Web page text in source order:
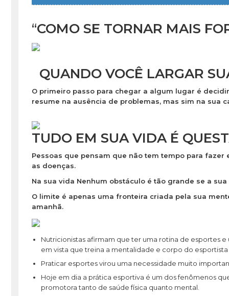
“COMO SE TORNAR MAIS
QUANDO VOCÊ LARGAR
O primeiro passo para chegar a algum lugar é decidir
resume na ausência de problemas, mas sim na sua
TUDO EM SUA VIDA É
Pessoas que pensam que não tem tempo para
as doenças.
Na sua vida Nenhum obstáculo é tão grande se a
O limite é apenas uma fronteira criada pela sua
amanhã.
Nutricionistas afirmam que ter uma rotina de esportes
em vista que treina a mentalidade e corpo do
Praticar esportes virou uma necessidade muito
Hoje em dia a prática esportiva é um dos fenômenos
promotora tanto de saúde física quanto mental.